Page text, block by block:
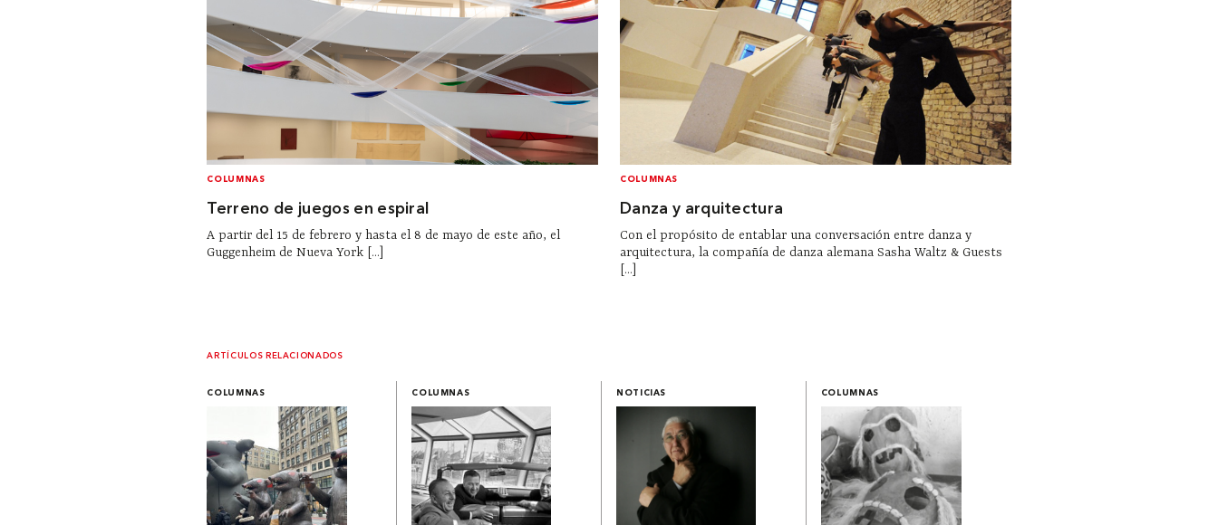
COLUMNAS
Terreno de juegos en espiral
A partir del 15 de febrero y hasta el 8 de mayo de este año, el
Guggenheim de Nueva York [...]
COLUMNAS
Danza y arquitectura
Con el propósito de entablar una conversación entre danza y
arquitectura, la compañía de danza alemana Sasha Waltz & Guests
[...]
ARTÍCULOS RELACIONADOS
COLUMNAS COLUMNAS NOTICIAS COLUMNAS